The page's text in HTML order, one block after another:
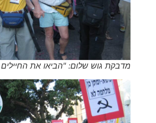
מדבקת גוש שלום: "הביאו את החיילים